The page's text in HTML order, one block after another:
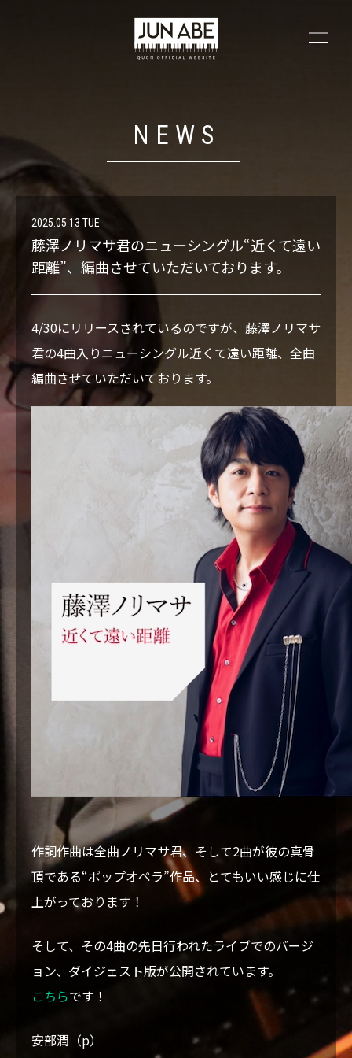
TOP
LIVE
VIDEO
BLOG
CONTACT
NEWS
2025.05.13 TUE
藤澤ノリマサ君のニューシングル“近くて遠い
距離”、編曲させていただいております。
4/30にリリースされているのですが、藤澤ノリマサ
君の4曲入りニューシングル近くて遠い距離、全曲
編曲させていただいております。
作詞作曲は全曲ノリマサ君、そして2曲が彼の真骨
頂である“ポップオペラ”作品、とてもいい感じに仕
上がっております！
そして、その4曲の先日行われたライブでのバージ
ョン、ダイジェスト版が公開されています。
こちらです！
安部潤（p）